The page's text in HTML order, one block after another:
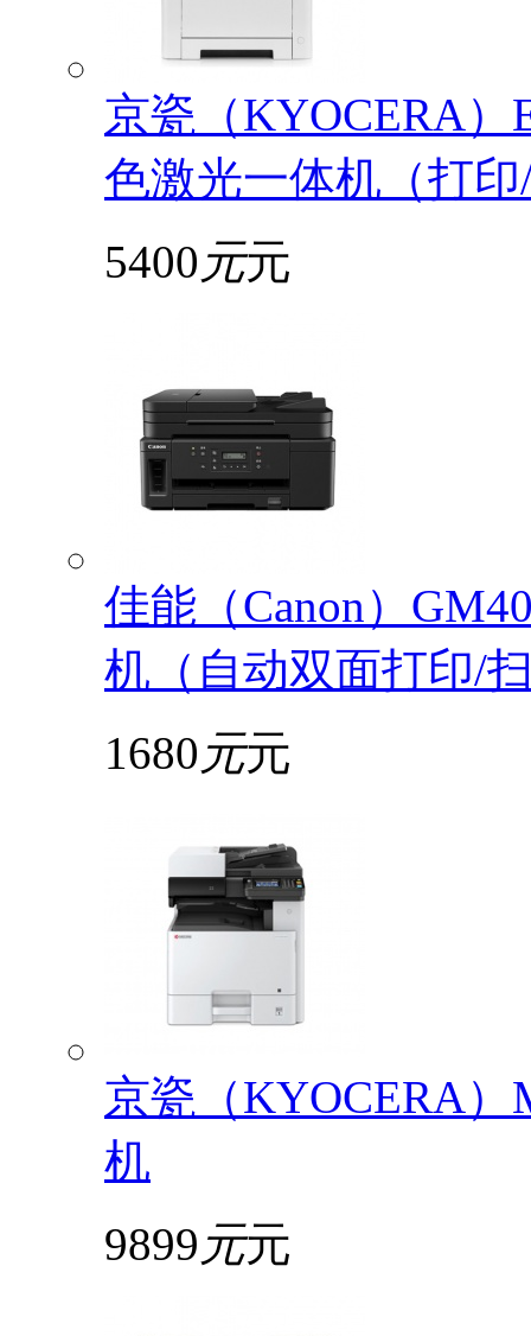
京瓷（KYOCERA）
色激光一体机（打
5400 元元
佳能（Canon）
机（自动双面打印/
1680 元元
京瓷（KYOCERA）
机
9899 元元